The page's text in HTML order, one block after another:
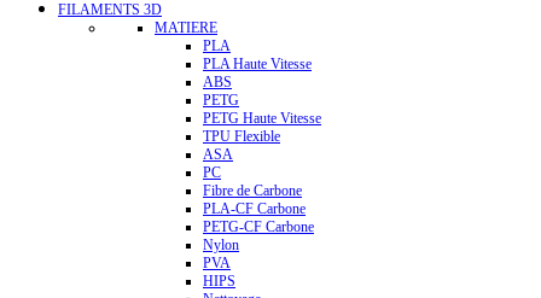
FILAMENTS 3D
MATIERE
PLA
PLA Haute Vitesse
ABS
PETG
PETG Haute Vitesse
TPU Flexible
ASA
PC
Fibre de Carbone
PLA-CF Carbone
PETG-CF Carbone
Nylon
PVA
HIPS